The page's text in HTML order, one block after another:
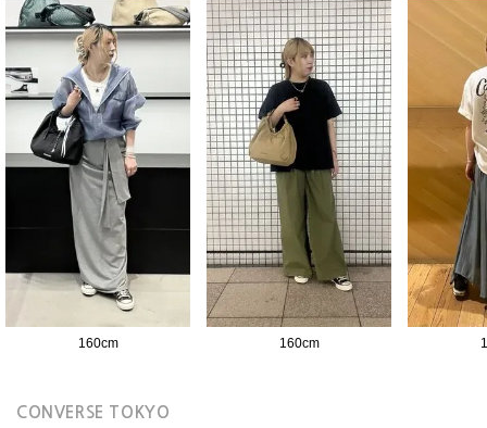
160cm 160cm
CONVERSE TOKYO